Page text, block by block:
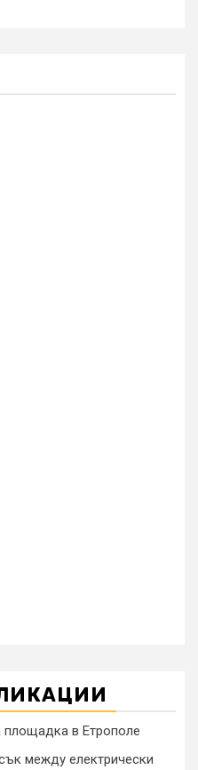
площадка в Етрополе
между електрически